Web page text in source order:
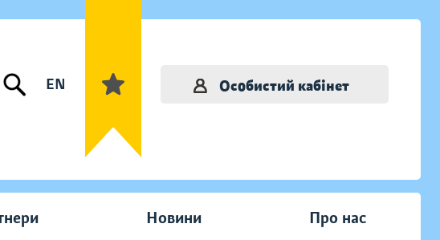
EN Особистий кабінет
Новини Про нас